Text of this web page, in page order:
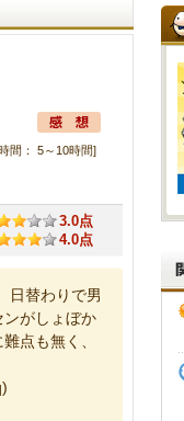
間： 5～10時間]
3.0点
4.0点
日替わりで男
がしょぼか
点も無く、